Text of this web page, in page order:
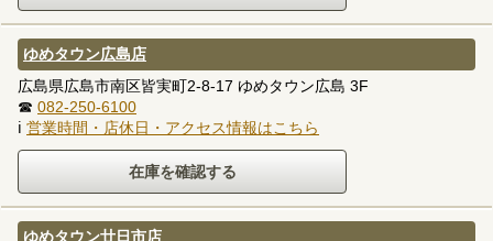
ゆめタウン広島店
広島県広島市南区皆実町2-8-17 ゆめタウン広島 3F
☎ 082-250-6100
ℹ 営業時間・店休日・アクセス情報はこちら
ゆめタウン廿日市店